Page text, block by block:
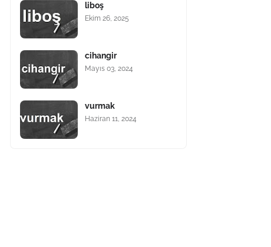
liboş
Ekim 26, 2025
cihangir
Mayıs 03, 2024
vurmak
Haziran 11, 2024